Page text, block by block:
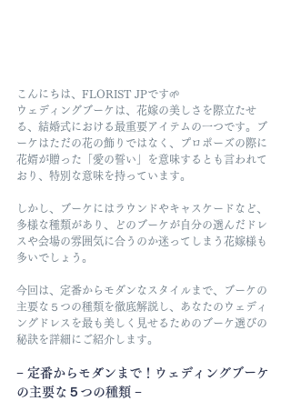
こんにちは、FLORIST JPです🌱
ウェディングブーケは、花嫁の美しさを際立たせ
る、結婚式における最重要アイテムの一つです。ブ
ーケはただの花の飾りではなく、プロポーズの際に
花婿が贈った「愛の誓い」を意味するとも言われて
おり、特別な意味を持っています。
しかし、ブーケにはラウンドやキャスケードなど、
多様な種類があり、どのブーケが自分の選んだドレ
スや会場の雰囲気に合うのか迷ってしまう花嫁様も
多いでしょう。
今回は、定番からモダンなスタイルまで、ブーケの
主要な５つの種類を徹底解説し、あなたのウェディ
ングドレスを最も美しく見せるためのブーケ選びの
秘訣を詳細にご紹介します。
− 定番からモダンまで！ウェディングブーケ
の主要な５つの種類 −